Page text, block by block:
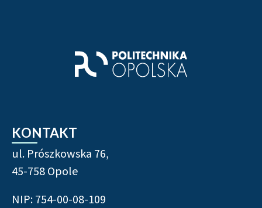
KONTAKT
ul. Prószkowska 76,
45-758 Opole
NIP: 754-00-08-109